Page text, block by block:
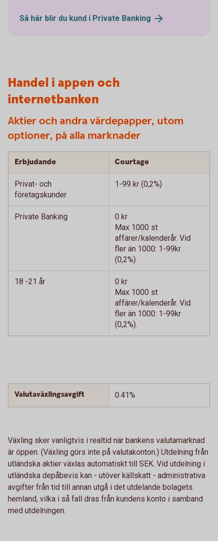
Så här blir du kund i Private Banking
Handel i appen och
internetbanken
Aktier och andra värdepapper, utom
optioner, på alla marknader
Erbjudande Courtage
Privat- och
företagskunder
1-99 kr (0,2%)
Private Banking
0 kr
Max 1000 st
affärer/kalenderår. Vid
fler än 1000: 1-99kr
(0,2%).
18 -21 år
0 kr
Max 1000 st
affärer/kalenderår. Vid
fler än 1000: 1-99kr
(0,2%).
Valutaväxlingsavgift 0.41%
Växling sker vanligtvis i realtid när bankens valutamarknad
är öppen. (Växling görs inte på valutakonton.) Utdelning från
utländska aktier växlas automatiskt till SEK. Vid utdelning i
utländska depåbevis kan - utöver källskatt - administrativa
avgifter från tid till annan utgå i det utdelande bolagets
hemland, vilka i så fall dras från kundens konto i samband
med utdelningen.